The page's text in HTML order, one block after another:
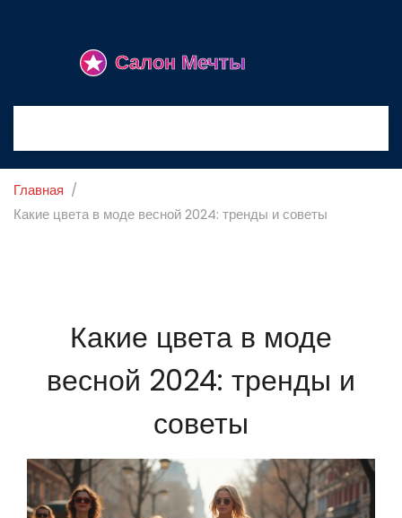
Главная
Какие цвета в моде весной 2024: тренды и советы
Какие цвета в моде
весной 2024: тренды и
советы